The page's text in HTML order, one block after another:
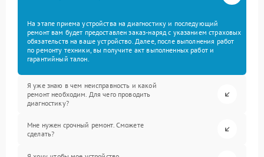
На этапе приема устройства на диагностику и последующий
ремонт вам будет предоставлен заказ-наряд с указанием страховых
обязательств на ваше устройство. Далее, после выполнения работ
по ремонту техники, вы получите акт выполненных работ и
гарантийный талон.
Я уже знаю в чем неисправность и какой
ремонт необходим. Для чего проводить
диагностику?
Мне нужен срочный ремонт. Сможете
сделать?